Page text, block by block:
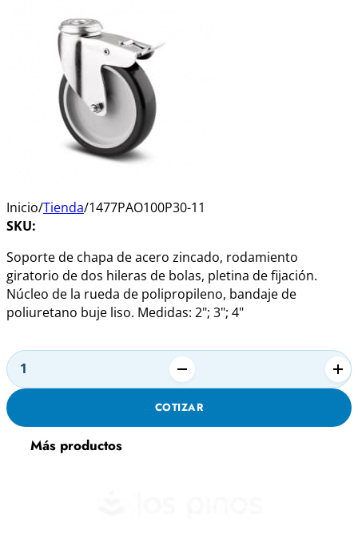
Inicio/Tienda/1477PAO100P30-11
SKU:
Soporte de chapa de acero zincado, rodamiento
giratorio de dos hileras de bolas, pletina de fijación.
Núcleo de la rueda de polipropileno, bandaje de
poliuretano buje liso. Medidas: 2"; 3"; 4"
1477PAO100P30-
11
cantidad
COTIZAR
Alternative:
Más productos